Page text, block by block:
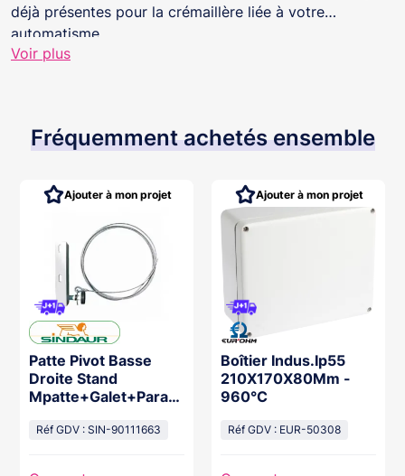
déjà présentes pour la crémaillère liée à votre
automatisme.
Voir plus
Fréquemment achetés ensemble
Patte Pivot Basse
Droite Stand
Mpatte+Galet+Parac
Réf GDV : SIN-90111663
Ajouter à mon projet
Boîtier Indus.Ip55
210X170X80Mm -
960°C
Réf GDV : EUR-50308
Ajouter à mon projet